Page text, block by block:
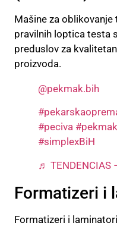
Mašine za
pravilnih loptica testa
preduslov za
proizvoda.
@pekmak.bih
#peciva
#simplexBiH
♬ TENDENCIAS
Formatizeri i
Formatizeri i